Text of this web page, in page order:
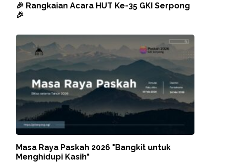
🎉 Rangkaian Acara HUT Ke-35 GKI Serpong
🎉
Masa Raya Paskah 2026 "Bangkit untuk
Menghidupi Kasih"